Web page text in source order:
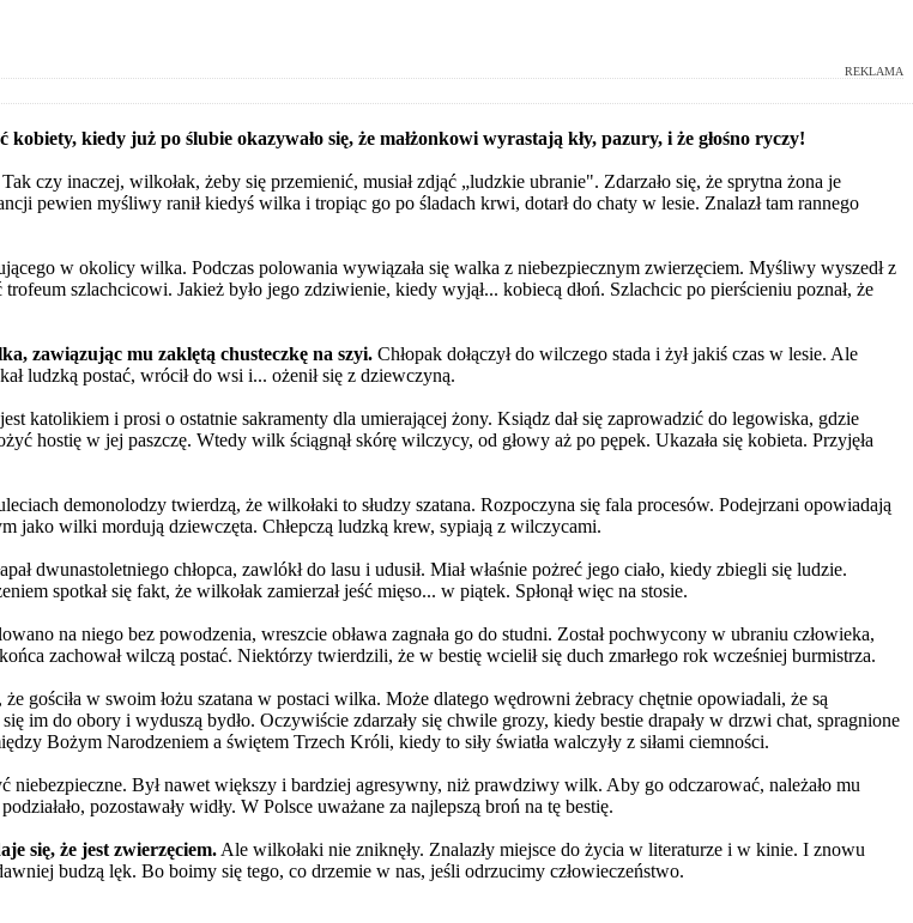
REKLAMA
kiedy już po ślubie okazywało się, że małżonkowi wyrastają kły, pazury, i że głośno ryczy!
czy inaczej, wilkołak, żeby się przemienić, musiał zdjąć „ludzkie ubranie". Zdarzało się, że sprytna żona je
pewien myśliwy ranił kiedyś wilka i tropiąc go po śladach krwi, dotarł do chaty w lesie. Znalazł tam rannego
w okolicy wilka. Podczas polowania wywiązała się walka z niebezpiecznym zwierzęciem. Myśliwy wyszedł z
szlachcicowi. Jakież było jego zdziwienie, kiedy wyjął... kobiecą dłoń. Szlachcic po pierścieniu poznał, że
zawiązując mu zaklętą chusteczkę na szyi. Chłopak dołączył do wilczego stada i żył jakiś czas w lesie. Ale
ludzką postać, wrócił do wsi i... ożenił się z dziewczyną.
katolikiem i prosi o ostatnie sakramenty dla umierającej żony. Ksiądz dał się zaprowadzić do legowiska, gdzie
hostię w jej paszczę. Wtedy wilk ściągnął skórę wilczycy, od głowy aż po pępek. Ukazała się kobieta. Przyjęła
demonolodzy twierdzą, że wilkołaki to słudzy szatana. Rozpoczyna się fala procesów. Podejrzani opowiadają
jako wilki mordują dziewczęta. Chłepczą ludzką krew, sypiają z wilczycami.
dwunastoletniego chłopca, zawlókł do lasu i udusił. Miał właśnie pożreć jego ciało, kiedy zbiegli się ludzie.
spotkał się fakt, że wilkołak zamierzał jeść mięso... w piątek. Spłonął więc na stosie.
na niego bez powodzenia, wreszcie obława zagnała go do studni. Został pochwycony w ubraniu człowieka,
zachował wilczą postać. Niektórzy twierdzili, że w bestię wcielił się duch zmarłego rok wcześniej burmistrza.
gościła w swoim łożu szatana w postaci wilka. Może dlatego wędrowni żebracy chętnie opowiadali, że są
im do obory i wyduszą bydło. Oczywiście zdarzały się chwile grozy, kiedy bestie drapały w drzwi chat, spragnione
Bożym Narodzeniem a świętem Trzech Króli, kiedy to siły światła walczyły z siłami ciemności.
Był nawet większy i bardziej agresywny, niż prawdziwy wilk. Aby go odczarować, należało mu
pozostawały widły. W Polsce uważane za najlepszą broń na tę bestię.
się, że jest zwierzęciem. Ale wilkołaki nie zniknęły. Znalazły miejsce do życia w literaturze i w kinie. I znowu
budzą lęk. Bo boimy się tego, co drzemie w nas, jeśli odrzucimy człowieczeństwo.